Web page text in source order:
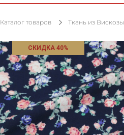
Каталог товаров Ткань из Вискозы
СКИДКА 40%